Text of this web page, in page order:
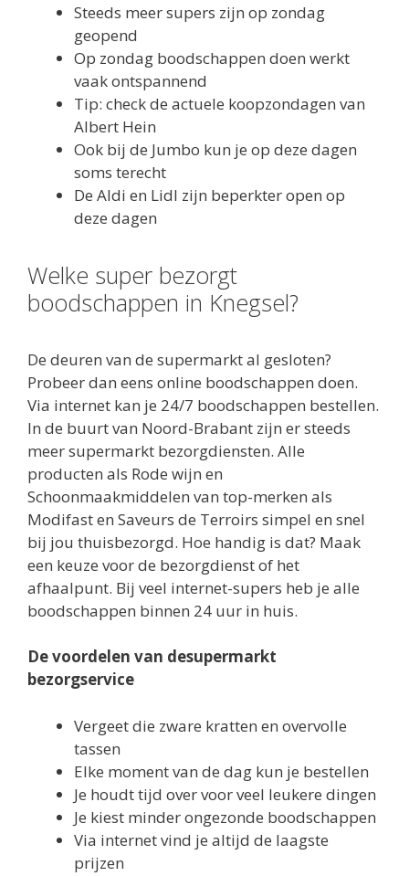
Steeds meer supers zijn op zondag
geopend
Op zondag boodschappen doen werkt
vaak ontspannend
Tip: check de actuele koopzondagen van
Albert Hein
Ook bij de Jumbo kun je op deze dagen
soms terecht
De Aldi en Lidl zijn beperkter open op
deze dagen
Welke super bezorgt
boodschappen in Knegsel?
De deuren van de supermarkt al gesloten?
Probeer dan eens online boodschappen doen.
Via internet kan je 24/7 boodschappen bestellen.
In de buurt van Noord-Brabant zijn er steeds
meer supermarkt bezorgdiensten. Alle
producten als Rode wijn en
Schoonmaakmiddelen van top-merken als
Modifast en Saveurs de Terroirs simpel en snel
bij jou thuisbezorgd. Hoe handig is dat? Maak
een keuze voor de bezorgdienst of het
afhaalpunt. Bij veel internet-supers heb je alle
boodschappen binnen 24 uur in huis.
De voordelen van desupermarkt
bezorgservice
Vergeet die zware kratten en overvolle
tassen
Elke moment van de dag kun je bestellen
Je houdt tijd over voor veel leukere dingen
Je kiest minder ongezonde boodschappen
Via internet vind je altijd de laagste
prijzen